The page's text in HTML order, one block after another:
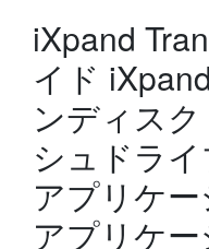
iXpand
イド
ンディス
シュドラ
アプリケ
アプリケー